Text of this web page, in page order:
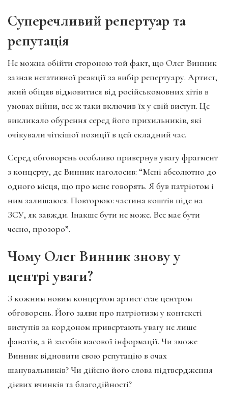
Суперечливий репертуар та
репутація
Не можна обійти стороною той факт, що Олег Винник
зазнав негативної реакції за вибір репертуару. Артист,
який обіцяв відмовитися від російськомовних хітів в
умовах війни, все ж таки включив їх у свій виступ. Це
викликало обурення серед його прихильників, які
очікували чіткішої позиції в цей складний час.
Серед обговорень особливо привернув увагу фрагмент
з концерту, де Винник наголосив: “Мені абсолютно до
одного місця, що про мене говорять. Я був патріотом і
ним залишаюся. Повторюю: частина коштів піде на
ЗСУ, як завжди. Інакше бути не може. Все має бути
чесно, прозоро”.
Чому Олег Винник знову у
центрі уваги?
З кожним новим концертом артист стає центром
обговорень. Його заяви про патріотизм у контексті
виступів за кордоном привертають увагу не лише
фанатів, а й засобів масової інформації. Чи зможе
Винник відновити свою репутацію в очах
шанувальників? Чи дійсно його слова підтвердження
дієвих вчинків та благодійності?